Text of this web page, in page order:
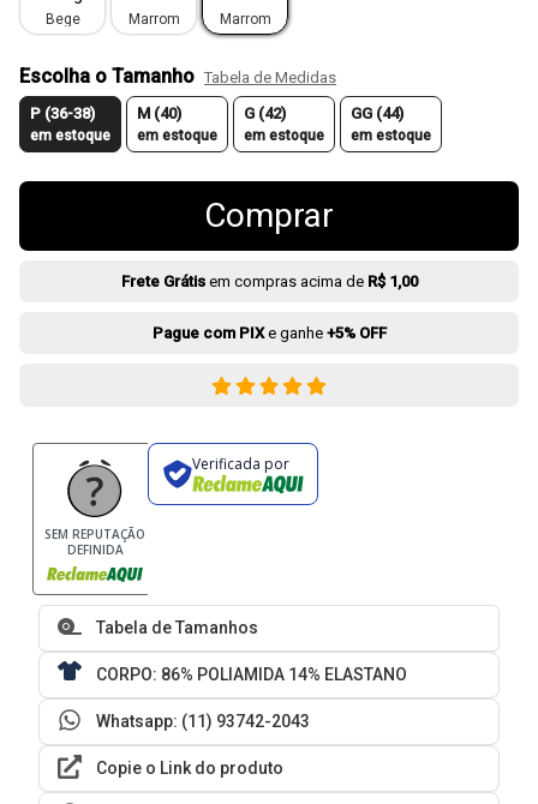
Bege Marrom Marrom
Escolha o Tamanho Tabela de Medidas
P (36-38)
em estoque
M (40)
em estoque
G (42)
em estoque
GG (44)
em estoque
Comprar
Frete Grátisem compras acima de R$ 1,00
Pague com PIXe ganhe +5% OFF
SEM REPUTAÇÃO
DEFINIDA
Verificada por
Tabela de Tamanhos
CORPO: 86% POLIAMIDA 14% ELASTANO
Whatsapp: (11) 93742-2043
Copie o Link do produto